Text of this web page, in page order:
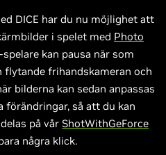
DICE har du nu möjlighet att
i spelet med Photo
kan pausa när som
flytande frihandskameran och
bilderna kan sedan anpassas
så att du kan
på vår ShotWithGeForce
några klick.